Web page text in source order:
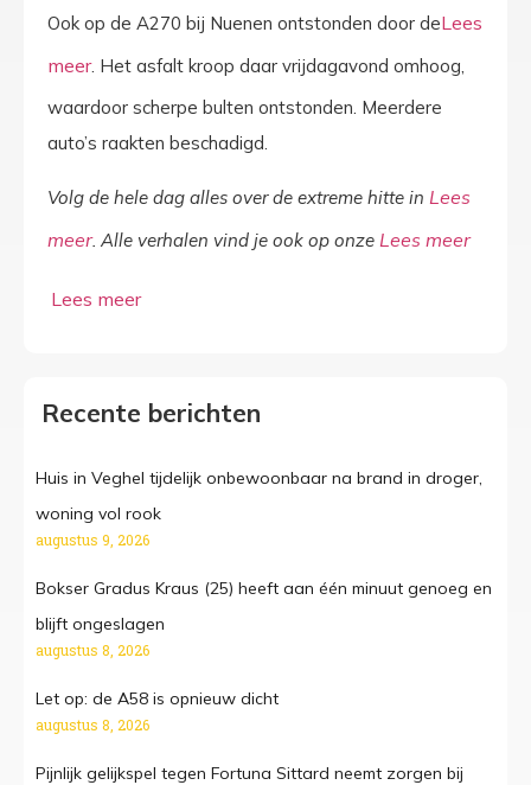
Ook op de A270 bij Nuenen ontstonden door de
. Het asfalt kroop daar vrijdagavond omhoog,
waardoor scherpe bulten ontstonden. Meerdere
auto’s raakten beschadigd.
Volg de hele dag alles over de extreme hitte in
. Alle verhalen vind je ook op onze
Recente berichten
Huis in Veghel tijdelijk onbewoonbaar na brand in droger,
woning vol rook
augustus 9, 2026
Bokser Gradus Kraus (25) heeft aan één minuut genoeg en
blijft ongeslagen
augustus 8, 2026
Let op: de A58 is opnieuw dicht
augustus 8, 2026
Pijnlijk gelijkspel tegen Fortuna Sittard neemt zorgen bij